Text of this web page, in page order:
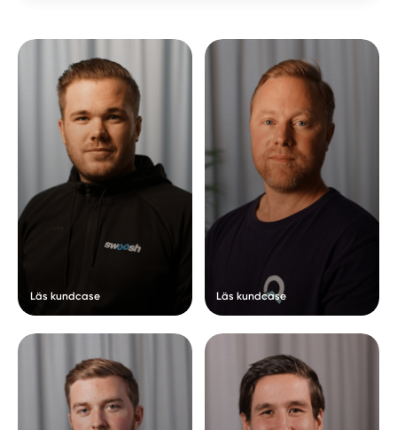
Läs kundcase Läs kundcase